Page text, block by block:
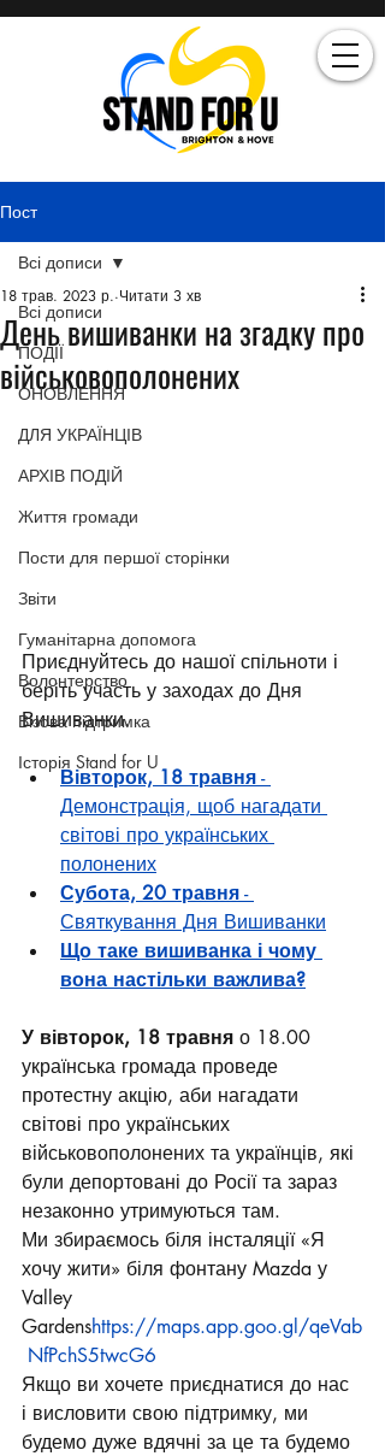
Пост
Всі дописи
ПОДІЇ
ОНОВЛЕННЯ
ДЛЯ УКРАЇНЦІВ
АРХІВ ПОДІЙ
Життя громади
Пости для першої сторінки
Звіти
Гуманітарна допомога
Волонтерство
Візова підтримка
Історія Stand for U
Всі дописи
День вишиванки на згадку про
військовополонених
18 трав. 2023 р. Читати 3 хв
Приєднуйтесь до нашої спільноти і
беріть участь у заходах до Дня
Вишиванки.
Вівторок, 18 травня -
Демонстрація, щоб нагадати
світові про українських
полонених
Субота, 20 травня -
Святкування Дня Вишиванки
Що таке вишиванка і чому
вона настільки важлива?
У вівторок, 18 травня о 18.00
українська громада проведе
протестну акцію, аби нагадати
світові про українських
військовополонених та українців, які
були депортовані до Росії та зараз
незаконно утримуються там.
Ми збираємось біля інсталяції «Я
хочу жити» біля фонтану Mazda у
Valley
Gardenshttps://maps.app.goo.gl/qeVab
NfPchS5twcG6
Якщо ви хочете приєднатися до нас
і висловити свою підтримку, ми
будемо дуже вдячні за це та будемо